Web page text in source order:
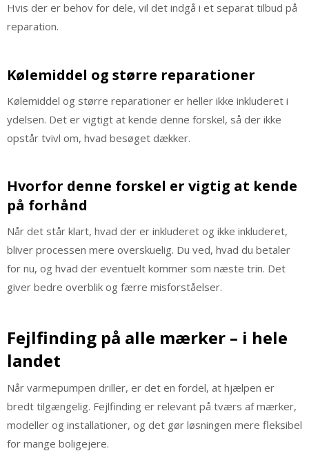
Hvis der er behov for dele, vil det indgå i et separat tilbud på
reparation.
Kølemiddel og større reparationer
Kølemiddel og større reparationer er heller ikke inkluderet i
ydelsen. Det er vigtigt at kende denne forskel, så der ikke
opstår tvivl om, hvad besøget dækker.
Hvorfor denne forskel er vigtig at kende
på forhånd
Når det står klart, hvad der er inkluderet og ikke inkluderet,
bliver processen mere overskuelig. Du ved, hvad du betaler
for nu, og hvad der eventuelt kommer som næste trin. Det
giver bedre overblik og færre misforståelser.
Fejlfinding på alle mærker – i hele
landet
Når varmepumpen driller, er det en fordel, at hjælpen er
bredt tilgængelig. Fejlfinding er relevant på tværs af mærker,
modeller og installationer, og det gør løsningen mere fleksibel
for mange boligejere.